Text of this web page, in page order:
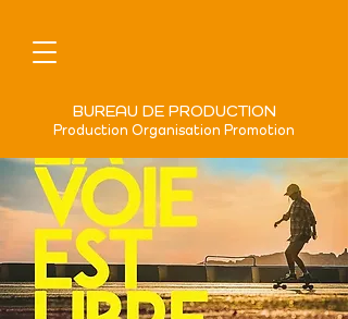
BUREAU DE PRODUCTION
Production Organisation Promotion